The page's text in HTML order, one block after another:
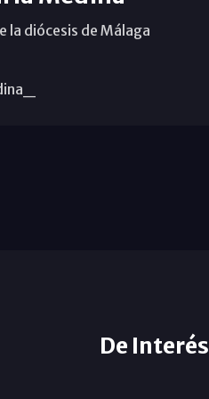
la diócesis de Málaga
De Interés